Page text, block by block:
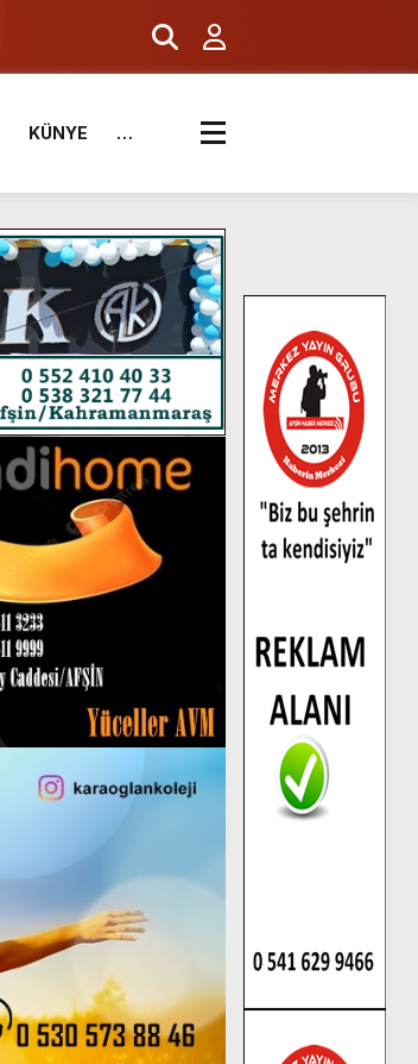
KÜNYE …